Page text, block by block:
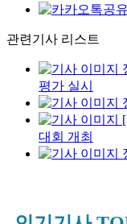
관련기사 리스트
평가 실시
대회 개최